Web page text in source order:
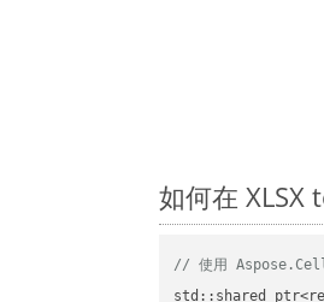
如何在 XLSX
// 使用